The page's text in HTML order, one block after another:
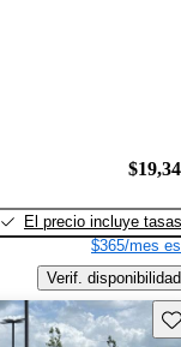
El precio incluye tasas
$365/mes
Verif. disponibilidad